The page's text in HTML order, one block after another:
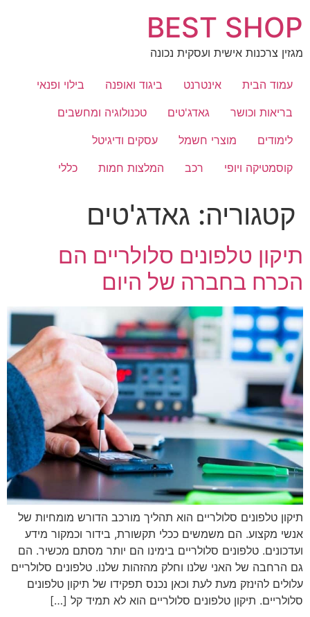
לתוכןBEST SHOP
מגזין צרכנות אישית ועסקית נכונה
עמוד הבית אינטרנט ביגוד ואופנה
בילוי ופנאי
בריאות וכושר
גאדג'טים
טכנולוגיה ומחשבים
לימודים
מוצרי חשמל
עסקים ודיגיטל
קוסמטיקה ויופי
רכב המלצות חמות כללי
קטגוריה: גאדג'טים
תיקון טלפונים סלולריים הם
הכרח בחברה של היום
תיקון טלפונים סלולריים הוא תהליך מורכב הדורש מומחיות של
אנשי מקצוע. הם משמשים ככלי תקשורת, בידור וכמקור מידע
ועדכונים. טלפונים סלולריים בימינו הם יותר מסתם מכשיר. הם
גם הרחבה של האני שלנו וחלק מהזהות שלנו. טלפונים סלולריים
עלולים להינזק מעת לעת וכאן נכנס תפקידו של תיקון טלפונים
סלולריים. תיקון טלפונים סלולריים הוא לא תמיד קל […]